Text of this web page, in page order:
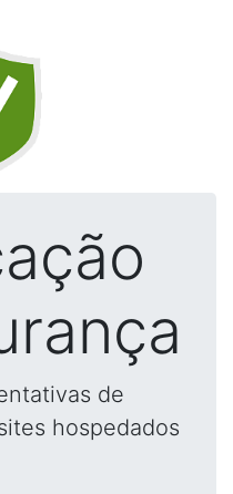
de
hospedados